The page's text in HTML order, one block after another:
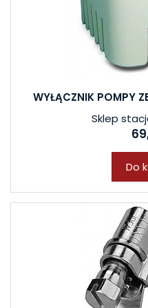
WYŁĄCZNIK POMPY
Sklep
Do